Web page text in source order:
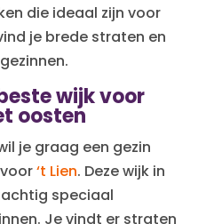
die ideaal zijn voor
je brede straten en
wijk voor
oosten
je graag een gezin
‘t Lien. Deze wijk in
speciaal
Je vindt er straten